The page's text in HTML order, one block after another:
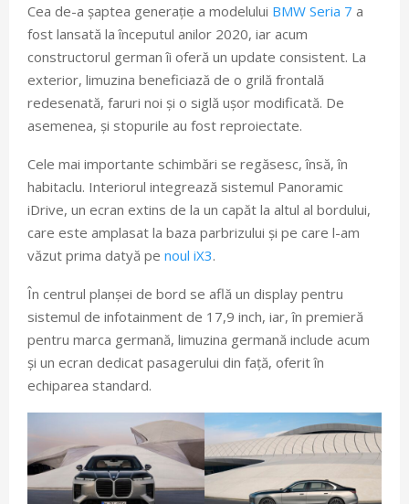
Cea de-a șaptea generație a modelului BMW Seria 7 a
fost lansată la începutul anilor 2020, iar acum
constructorul german îi oferă un update consistent. La
exterior, limuzina beneficiază de o grilă frontală
redesenată, faruri noi și o siglă ușor modificată. De
asemenea, și stopurile au fost reproiectate.
Cele mai importante schimbări se regăsesc, însă, în
habitaclu. Interiorul integrează sistemul Panoramic
iDrive, un ecran extins de la un capăt la altul al bordului,
care este amplasat la baza parbrizului și pe care l-am
văzut prima datyă pe noul iX3.
În centrul planșei de bord se află un display pentru
sistemul de infotainment de 17,9 inch, iar, în premieră
pentru marca germană, limuzina germană include acum
și un ecran dedicat pasagerului din față, oferit în
echiparea standard.